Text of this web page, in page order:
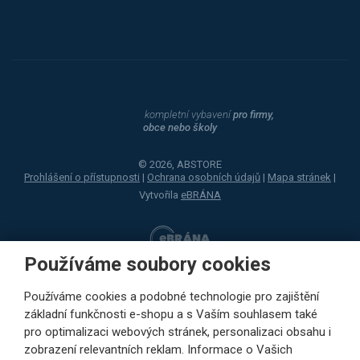
Používáme soubory cookies
Používáme cookies a podobné technologie pro zajištění
základní funkčnosti e-shopu a s Vaším souhlasem také
pro optimalizaci webových stránek, personalizaci obsahu i
zobrazení relevantních reklam. Informace o Vašich
kompletní vybavenípro firmy,
obce nebo školy
© 2026, ABSTORE
Prohlášení o přístupnosti | Ochrana osobních údajů | Mapa stránek |
Vytvořila eBRÁNA